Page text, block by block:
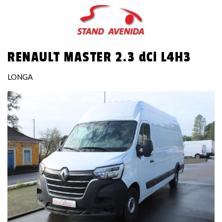
Passar
para
o
principal
RENAULT MASTER 2.3 dCi L4H3
LONGA